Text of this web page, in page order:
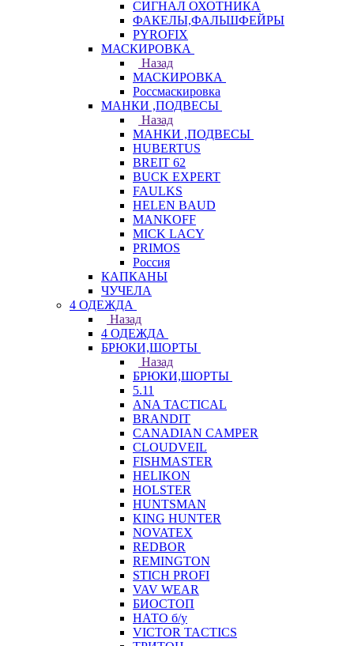
СИГНАЛ ОХОТНИКА
ФАКЕЛЫ,ФАЛЬШФЕЙРЫ
PYROFIX
МАСКИРОВКА
Назад
МАСКИРОВКА
Россмаскировка
МАНКИ ,ПОДВЕСЫ
Назад
МАНКИ ,ПОДВЕСЫ
HUBERTUS
BREIT 62
BUCK EXPERT
FAULKS
HELEN BAUD
MANKOFF
MICK LACY
PRIMOS
Россия
КАПКАНЫ
ЧУЧЕЛА
4 ОДЕЖДА
Назад
4 ОДЕЖДА
БРЮКИ,ШОРТЫ
Назад
БРЮКИ,ШОРТЫ
5.11
ANA TACTICAL
BRANDIT
CANADIAN CAMPER
CLOUDVEIL
FISHMASTER
HELIKON
HOLSTER
HUNTSMAN
KING HUNTER
NOVATEX
REDBOR
REMINGTON
STICH PROFI
VAV WEAR
БИОСТОП
НАТО б/у
VICTOR TACTICS